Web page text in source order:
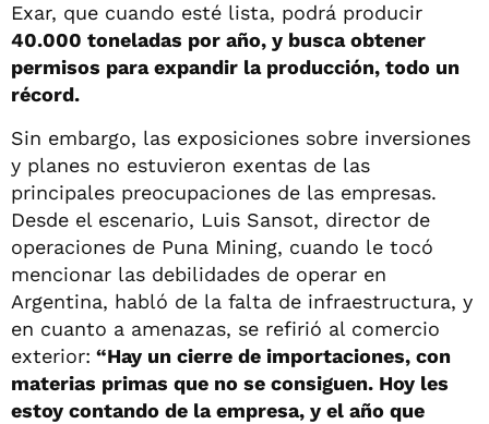
Exar, que cuando esté lista, podrá producir
40.000 toneladas por año, y busca obtener
permisos para expandir la producción, todo un
récord.
Sin embargo, las exposiciones sobre inversiones
y planes no estuvieron exentas de las
principales preocupaciones de las empresas.
Desde el escenario, Luis Sansot, director de
operaciones de Puna Mining, cuando le tocó
mencionar las debilidades de operar en
Argentina, habló de la falta de infraestructura, y
en cuanto a amenazas, se refirió al comercio
exterior: “Hay un cierre de importaciones, con
materias primas que no se consiguen. Hoy les
estoy contando de la empresa, y el año que